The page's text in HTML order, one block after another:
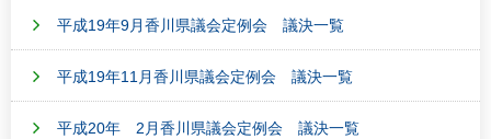
平成19年9月香川県議会定例会 議決一覧
平成19年11月香川県議会定例会 議決一覧
平成20年 2月香川県議会定例会 議決一覧